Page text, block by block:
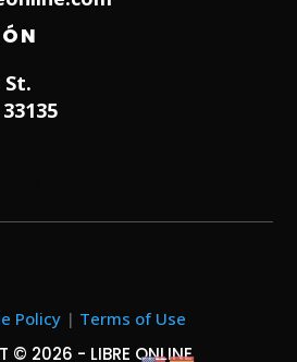
St.
Policy | Terms of Use
© 2026 - LIBRE ONLINE